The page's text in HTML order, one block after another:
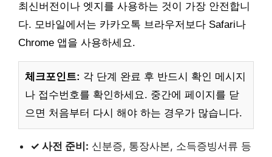
최신버전이나 엣지를 사용하는 것이 가장 안전합니
다. 모바일에서는 카카오톡 브라우저보다 Safari나
Chrome 앱을 사용하세요.
체크포인트: 각 단계 완료 후 반드시 확인 메시지
나 접수번호를 확인하세요. 중간에 페이지를 닫
으면 처음부터 다시 해야 하는 경우가 많습니다.
✓ 사전 준비: 신분증, 통장사본, 소득증빙서류 등